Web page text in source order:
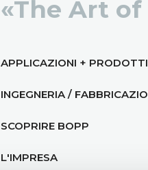
«The Art of
APPLICAZIONI + PRODOTTI
INGEGNERIA /
SCOPRIRE BOPP
L'IMPRESA